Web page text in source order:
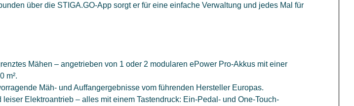
über die STIGA.GO-App sorgt er für eine einfache Verwaltung und jedes Mal für
Mähen – angetrieben von 1 oder 2 modularen ePower Pro-Akkus mit einer
m².
Mäh- und Auffangergebnisse vom führenden Hersteller Europas.
Elektroantrieb – alles mit einem Tastendruck: Ein-Pedal- und One-Touch-